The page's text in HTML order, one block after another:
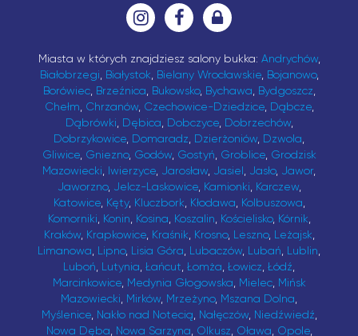
Miasta w których znajdziesz salony bukka: Andrychów,
Białobrzegi, Białystok, Bielany Wrocławskie, Bojanowo,
Borówiec, Brzeźnica, Bukowsko, Bychawa, Bydgoszcz,
Chełm, Chrzanów, Czechowice-Dziedzice, Dąbcze,
Dąbrówki, Dębica, Dobczyce, Dobrzechów,
Dobrzykowice, Domaradz, Dzierżoniów, Dzwola,
Gliwice, Gniezno, Godów, Gostyń, Groblice, Grodzisk
Mazowiecki, Iwierzyce, Jarosław, Jasiel, Jasło, Jawor,
Jaworzno, Jelcz-Laskowice, Kamionki, Karczew,
Katowice, Kęty, Kluczbork, Kłodawa, Kolbuszowa,
Komorniki, Konin, Kosina, Koszalin, Kościelisko, Kórnik,
Kraków, Krapkowice, Kraśnik, Krosno, Leszno, Leżajsk,
Limanowa, Lipno, Lisia Góra, Lubaczów, Lubań, Lublin,
Luboń, Lutynia, Łańcut, Łomża, Łowicz, Łódź,
Marcinkowice, Medynia Głogowska, Mielec, Mińsk
Mazowiecki, Mirków, Mrzeżyno, Mszana Dolna,
Myślenice, Nakło nad Notecią, Nałęczów, Niedźwiedź,
Nowa Dęba, Nowa Sarzyna, Olkusz, Oława, Opole,